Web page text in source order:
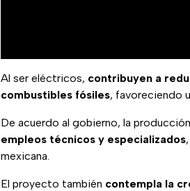
Al ser eléctricos, contribuyen a
combustibles fósiles, favoreciendo
De acuerdo al gobierno, la
empleos técnicos y especializados
mexicana.
El proyecto también contempla la